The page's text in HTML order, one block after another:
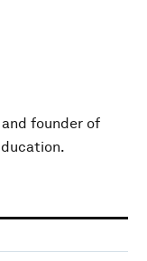
founder of